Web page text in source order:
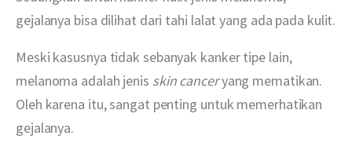
gejalanya bisa dilihat dari tahi lalat yang ada pada kulit.
Meski kasusnya tidak sebanyak kanker tipe lain,
melanoma adalah jenis skin cancer yang mematikan.
Oleh karena itu, sangat penting untuk memerhatikan
gejalanya.